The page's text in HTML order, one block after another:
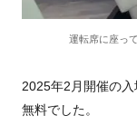
運転席に座っ
2025年2月開催の
無料でした。